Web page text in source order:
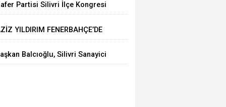
Olacağız”
Partisi Silivri İlçe Kongresi
YILDIRIM FENERBAHÇE’DE
Balcıoğlu, Silivri Sanayici